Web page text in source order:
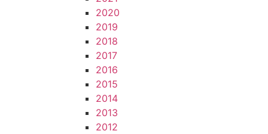
2020
2019
2018
2017
2016
2015
2014
2013
2012